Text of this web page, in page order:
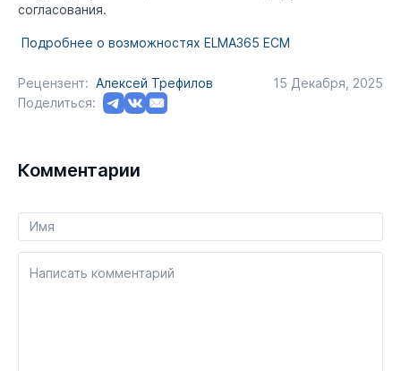
согласования.
Подробнее о возможностях ELMA365 ECM
Рецензент: Алексей Трефилов
15 Декабря, 2025
Поделиться:
Комментарии
Написать комментарий